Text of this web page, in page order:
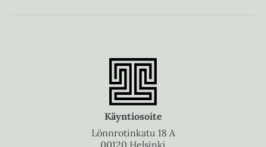
Käyntiosoite
Lönnrotinkatu 18 A
00120 Helsinki